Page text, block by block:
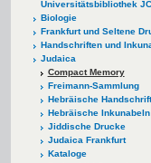
Universitätsbibliothek
Biologie
Frankfurt und Seltene
Handschriften und
Judaica
Compact Memory
Freimann-Sammlung
Hebräische
Hebräische Inkunabeln
Jiddische Drucke
Judaica Frankfurt
Kataloge